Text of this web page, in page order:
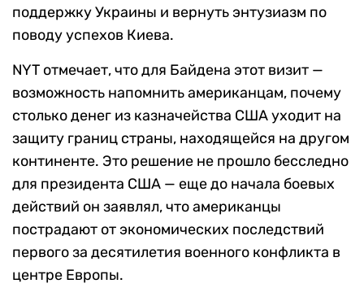
поддержку Украины и вернуть энтузиазм по
поводу успехов Киева.
NYT отмечает, что для Байдена этот визит —
возможность напомнить американцам, почему
столько денег из казначейства США уходит на
защиту границ страны, находящейся на другом
континенте. Это решение не прошло бесследно
для президента США — еще до начала боевых
действий он заявлял, что американцы
пострадают от экономических последствий
первого за десятилетия военного конфликта в
центре Европы.